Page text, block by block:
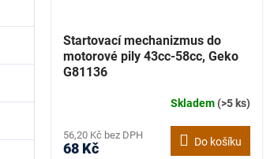
Startovací mechanizmus do
motorové pily 43cc-58cc, Geko
G81136
Skladem(>5 ks)
56,20 Kč bez DPH
68 Kč Do košíku